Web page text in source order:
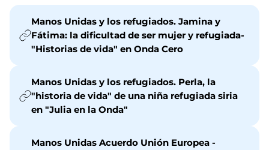
Manos Unidas y los refugiados. Jamina y
Fátima: la dificultad de ser mujer y refugiada-
"Historias de vida" en Onda Cero
Manos Unidas y los refugiados. Perla, la
"historia de vida" de una niña refugiada siria
en "Julia en la Onda"
Manos Unidas Acuerdo Unión Europea -